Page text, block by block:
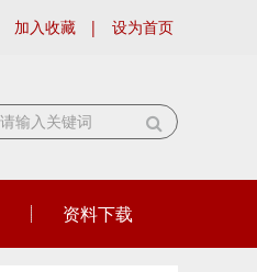
加入收藏 | 设为首页
资料下载